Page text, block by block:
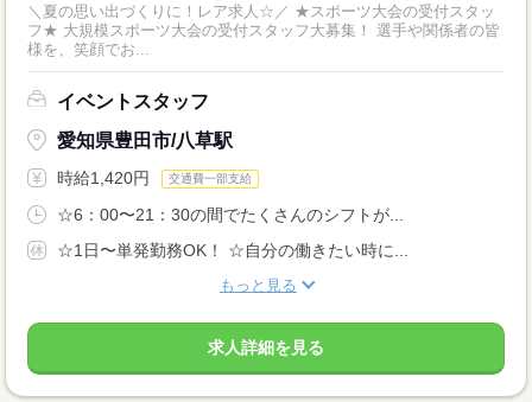
＼夏の思い出づくりに！レア求人☆／ ★スポーツ大会の受付スタッ
フ★ 大規模スポーツ大会の受付スタッフ大募集！ 選手や関係者の皆
様を、笑顔でお...
イベントスタッフ
愛知県豊田市/八草駅
時給1,420円 交通費一部支給
☆6：00〜21：30の間でたくさんのシフトが...
☆1日〜単発勤務OK！ ☆自分の働きたい時に...
もっと見る
求人詳細を見る